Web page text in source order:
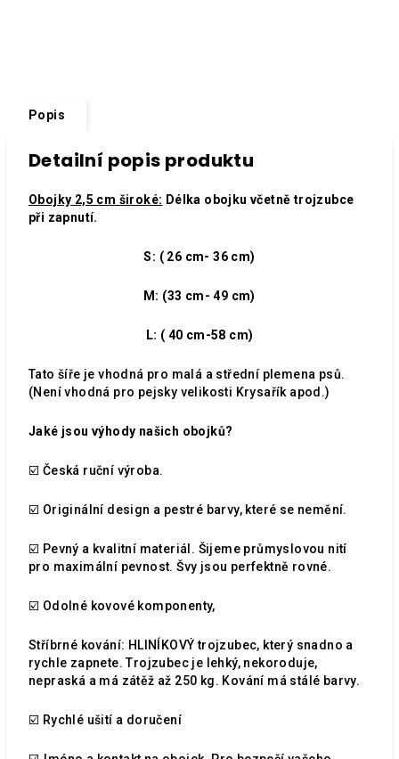
Popis
Detailní popis produktu
Obojky 2,5 cm široké: Délka obojku včetně trojzubce
při zapnutí.
S: ( 26 cm- 36 cm)
M: (33 cm- 49 cm)
L: ( 40 cm-58 cm)
Tato šíře je vhodná pro malá a střední plemena psů.
(Není vhodná pro pejsky velikosti Krysařík apod.)
Jaké jsou výhody našich obojků?
☑️ Česká ruční výroba.
☑️ Originální design a pestré barvy, které se nemění.
☑️ Pevný a kvalitní materiál. Šijeme průmyslovou nití
pro maximální pevnost. Švy jsou perfektně rovné.
☑️ Odolné kovové komponenty,
Stříbrné kování: HLINÍKOVÝ trojzubec, který snadno a
rychle zapnete. Trojzubec je lehký, nekoroduje,
nepraská a má zátěž až 250 kg. Kování má stálé barvy.
☑️ Rychlé ušití a doručení